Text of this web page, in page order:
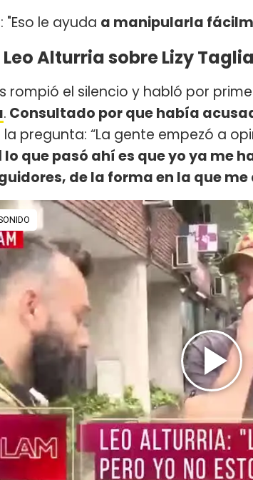
"Eso le ayuda a manipularla
Alturria sobre Lizy
rompió el silencio y habló por
. Consultado por que había
pregunta: “La gente empezó a
lo que pasó ahí es que yo ya me
de la forma en la que